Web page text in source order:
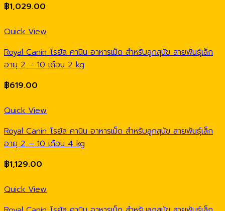
฿1,029.00
Quick View
Royal Canin โรยัล คานิน อาหารเม็ด สำหรับลูกสุนัข สายพันธุ์เล็ก
อายุ 2 – 10 เดือน 2 kg
฿619.00
Quick View
Royal Canin โรยัล คานิน อาหารเม็ด สำหรับลูกสุนัข สายพันธุ์เล็ก
อายุ 2 – 10 เดือน 4 kg
฿1,129.00
Quick View